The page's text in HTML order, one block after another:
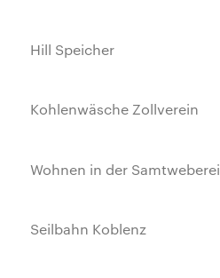
Hill Speicher
Kohlenwäsche Zollverein
Wohnen in der Samtweberei
Seilbahn Koblenz